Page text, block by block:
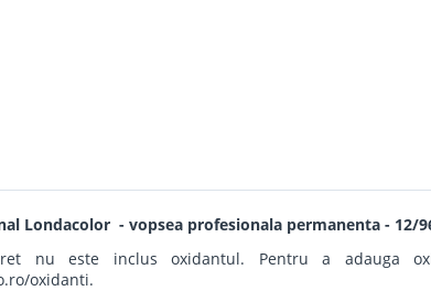
Londacolor - vopsea profesionala permanenta - 12/
nu este inclus oxidantul. Pentru a adauga
oxidanti.